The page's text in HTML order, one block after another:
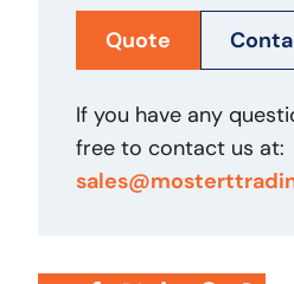
Quote
If you have any
free to contact us at: